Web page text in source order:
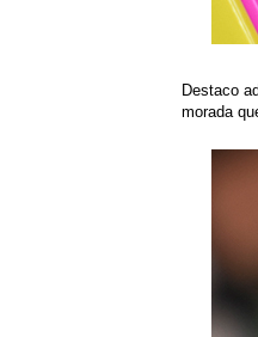
Destaco
morada